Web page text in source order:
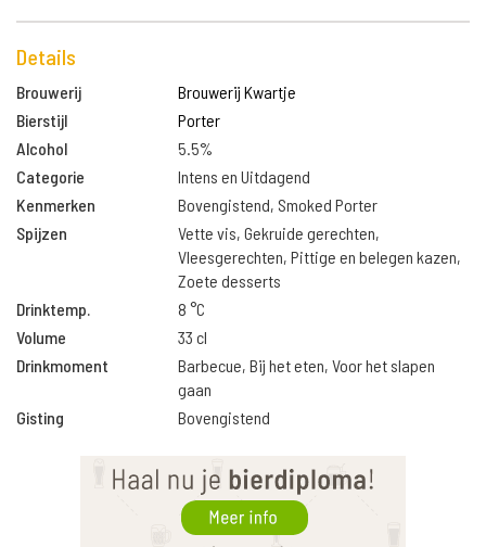
Details
Brouwerij
Brouwerij Kwartje
Bierstijl
Porter
Alcohol
5.5%
Categorie
Intens en Uitdagend
Kenmerken
Bovengistend, Smoked Porter
Spijzen
Vette vis, Gekruide gerechten,
Vleesgerechten, Pittige en belegen kazen,
Zoete desserts
Drinktemp.
8 °C
Volume
33 cl
Drinkmoment
Barbecue, Bij het eten, Voor het slapen
gaan
Gisting
Bovengistend